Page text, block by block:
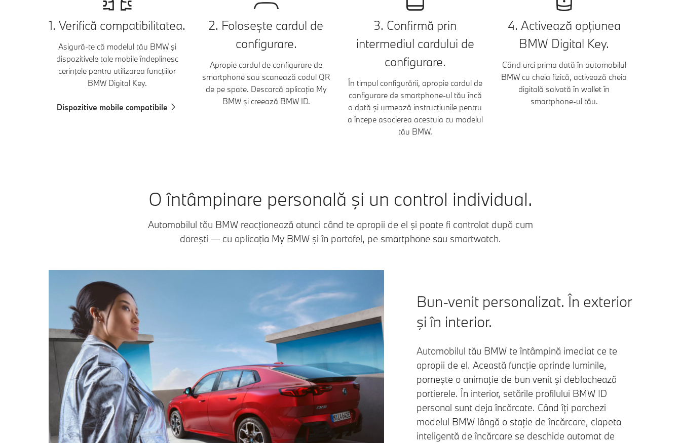
1. Verifică compatibilitatea.
Asigură-te că modelul tău BMW şi
dispozitivele tale mobile îndeplinesc
cerinţele pentru utilizarea funcţiilor
BMW Digital Key.
Dispozitive mobile compatibile
2. Folosește cardul de
configurare.
Apropie cardul de configurare de
smartphone sau scanează codul QR
de pe spate. Descarcă aplicația My
BMW și creează BMW ID.
3. Confirmă prin
intermediul cardului de
configurare.
În timpul configurării, apropie cardul de
configurare de smartphone-ul tău încă
o dată și urmează instrucțiunile pentru
a începe asocierea acestuia cu modelul
tău BMW.
4. Activează opțiunea
BMW Digital Key.
Când urci prima dată în automobilul
BMW cu cheia fizică, activează cheia
digitală salvată în wallet în
smartphone-ul tău.
O întâmpinare personală şi un control individual.
Automobilul tău BMW reacţionează atunci când te apropii de el şi poate fi controlat după cum
doreşti — cu aplicaţia My BMW şi în portofel, pe smartphone sau smartwatch.
Bun-venit personalizat. În exterior
şi în interior.
Automobilul tău BMW te întâmpină imediat ce te
apropii de el. Această funcţie aprinde luminile,
porneşte o animaţie de bun venit şi deblochează
portierele. În interior, setările profilului BMW ID
personal sunt deja încărcate. Când îți parchezi
modelul BMW lângă o stație de încărcare, clapeta
inteligentă de încărcare se deschide automat de